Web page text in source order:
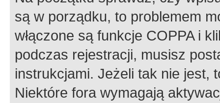
są w porządku, to problemem
włączone są funkcje COPPA i
podczas rejestracji, musisz
instrukcjami. Jeżeli tak nie jest,
Niektóre fora wymagają